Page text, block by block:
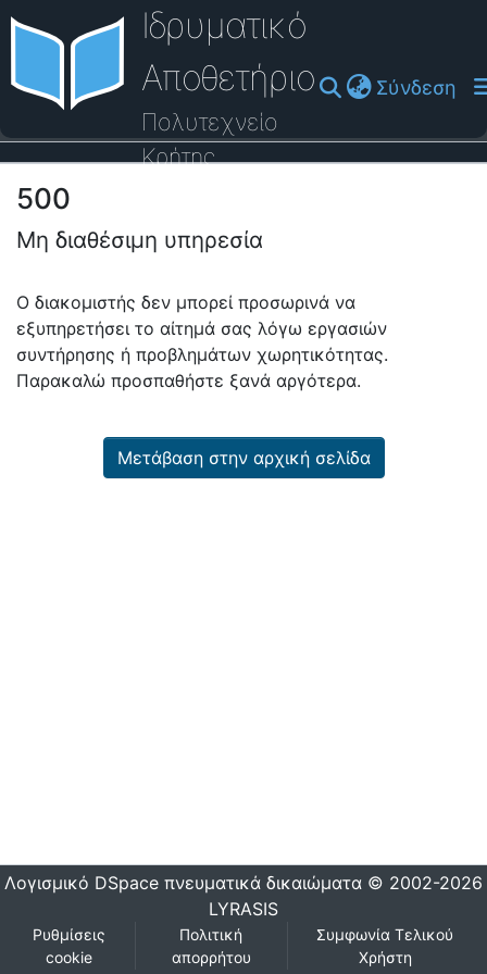
Ιδρυματικό
Αποθετήριο
Πολυτεχνείο
Κρήτης
Σύνδεση
Οδηγός Βοήθειας
500
Μη διαθέσιμη υπηρεσία
Ο διακομιστής δεν μπορεί προσωρινά να
εξυπηρετήσει το αίτημά σας λόγω εργασιών
συντήρησης ή προβλημάτων χωρητικότητας.
Παρακαλώ προσπαθήστε ξανά αργότερα.
Μετάβαση στην αρχική σελίδα
Λογισμικό DSpace πνευματικά δικαιώματα © 2002-2026
LYRASIS
Ρυθμίσεις
cookie
Πολιτική
απορρήτου
Συμφωνία Τελικού
Χρήστη